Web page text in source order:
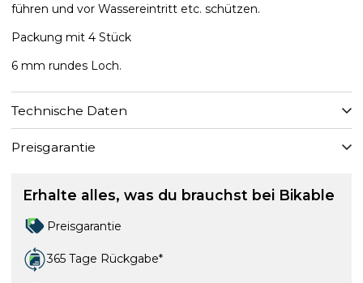
führen und vor Wassereintritt etc. schützen.
Packung mit 4 Stück
6 mm rundes Loch.
Technische Daten
Preisgarantie
Erhalte alles, was du brauchst bei Bikable
Preisgarantie
365 Tage Rückgabe*